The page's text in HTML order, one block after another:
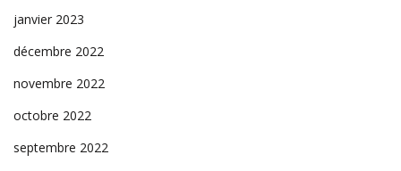
janvier 2023
décembre 2022
novembre 2022
octobre 2022
septembre 2022